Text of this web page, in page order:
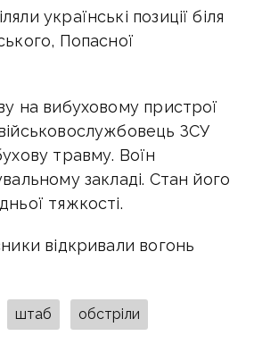
українські позиції біля
Попасної
на вибуховому пристрої
ЗСУ
травму. Воїн
закладі. Стан його
тяжкості.
відкривали вогонь
штаб обстріли